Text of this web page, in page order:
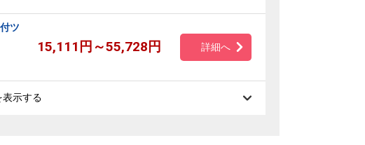
ツ
15,111円～55,728円 詳細へ
示する